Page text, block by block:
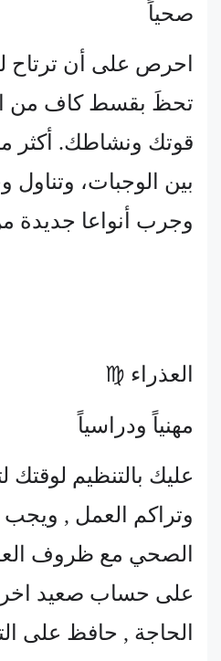
صحياً
احرص على أن ترتاح
تحظَ بقسط كاف من
قوتك ونشاطك. أكثر
بين الوجبات، وتناول
وجرب أنواعا جديدة
العذراء ♍
مهنياً ودراسياً
عليك بالتنظيم لوقتك
وتراكم العمل ,
الصحي مع ظروف
على حساب صعيد
الحاجة , حافظ على